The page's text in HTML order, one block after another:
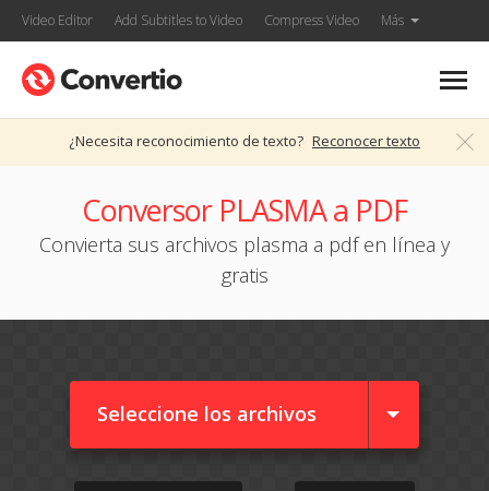
Video Editor Add Subtitles to Video Compress Video Más
¿Necesita reconocimiento de texto? Reconocer texto
Conversor PLASMA a PDF
Convierta sus archivos plasma a pdf en línea y
gratis
Seleccione los archivos